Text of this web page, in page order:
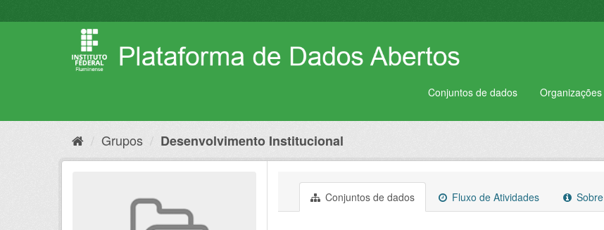
para
Conjuntos de dados Organizações
Grupos Desenvolvimento Institucional
Conjuntos de dados Fluxo de Atividades Sobre